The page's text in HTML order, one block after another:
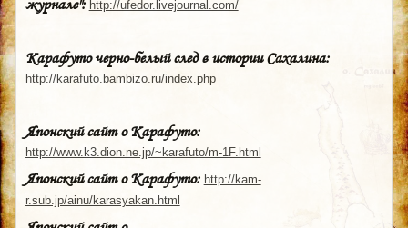
журнале": http://ufedor.livejournal.com/
Карафуто черно-белый след в истории Сахалина:
http://karafuto.bambizo.ru/index.php
Японский сайт о Карафуто:
http://www.k3.dion.ne.jp/~karafuto/m-1F.html
Японский сайт о Карафуто: http://kam-
r.sub.jp/ainu/karasyakan.html